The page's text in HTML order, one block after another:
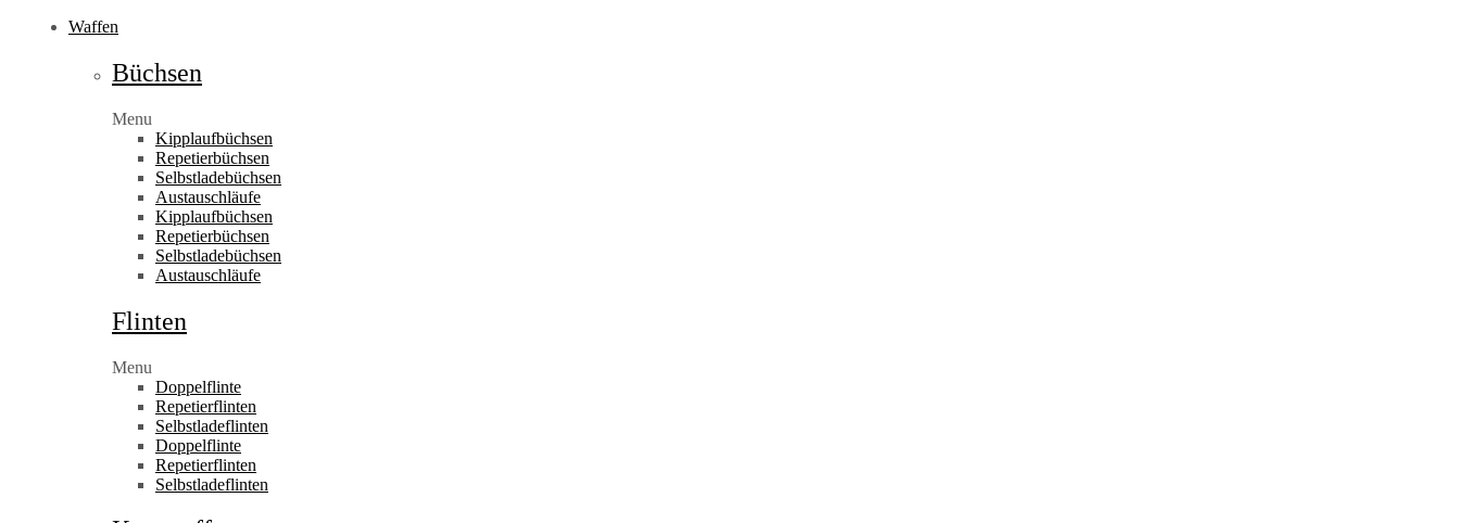
Waffen
Büchsen
Menu
Kipplaufbüchsen
Repetierbüchsen
Selbstladebüchsen
Austauschläufe
Kipplaufbüchsen
Repetierbüchsen
Selbstladebüchsen
Austauschläufe
Flinten
Menu
Doppelflinte
Repetierflinten
Selbstladeflinten
Doppelflinte
Repetierflinten
Selbstladeflinten